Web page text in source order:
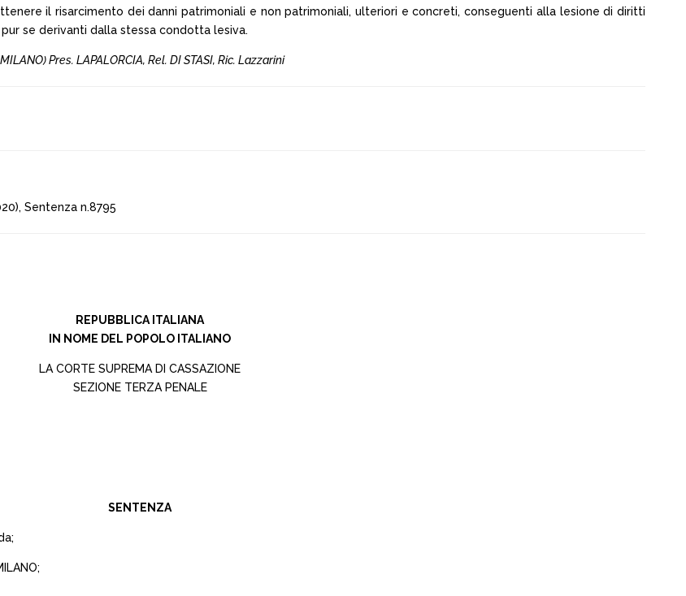
il risarcimento dei danni patrimoniali e non patrimoniali, ulteriori e concreti, conseguenti alla lesione di diritti
se derivanti dalla stessa condotta lesiva.
Pres. LAPALORCIA, Rel. DI STASI, Ric. Lazzarini
Sentenza n.8795
REPUBBLICA ITALIANA
IN NOME DEL POPOLO ITALIANO
LA CORTE SUPREMA DI CASSAZIONE
SEZIONE TERZA PENALE
SENTENZA